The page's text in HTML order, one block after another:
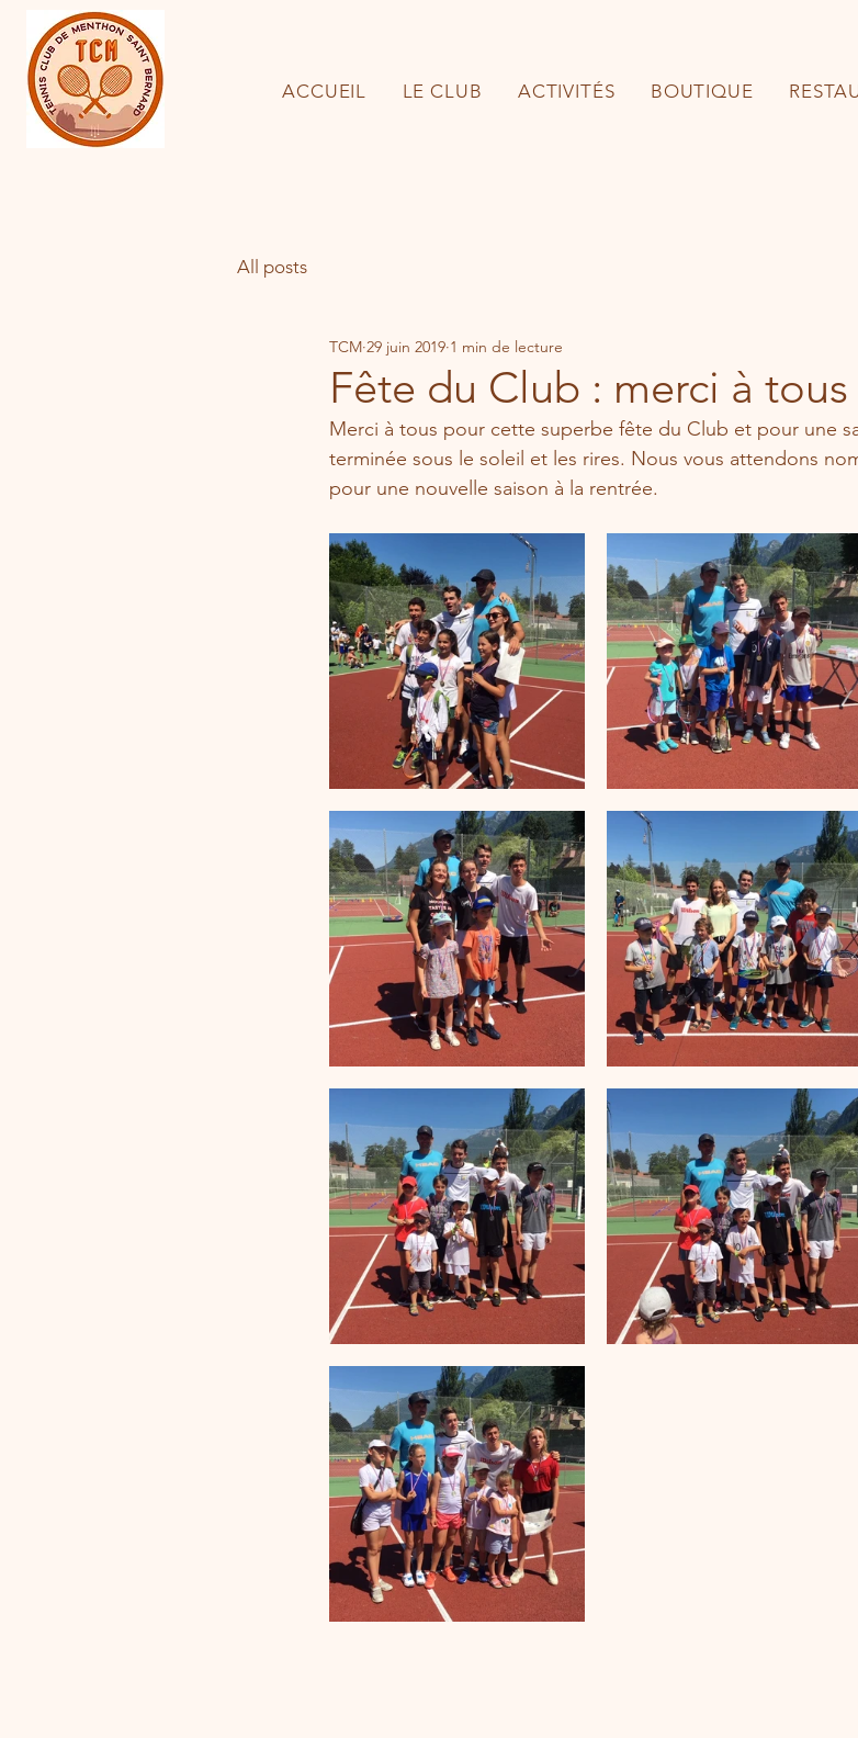
ACCUEIL LE CLUB ACTIVITÉS BOUTIQUE
All posts
Fête du Club : merci à tous
TCM 29 juin 2019 1 min de lecture
Merci à tous pour cette superbe fête du Club et pour une
terminée sous le soleil et les rires. Nous vous attendons
pour une nouvelle saison à la rentrée.